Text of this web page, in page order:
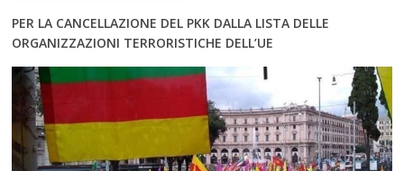
PER LA CANCELLAZIONE DEL PKK DALLA LISTA DELLE
ORGANIZZAZIONI TERRORISTICHE DELL’UE